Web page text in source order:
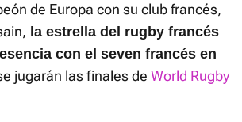
de Europa con su club francés,
la estrella del rugby francés
con el seven francés en
jugarán las finales de World Rugby